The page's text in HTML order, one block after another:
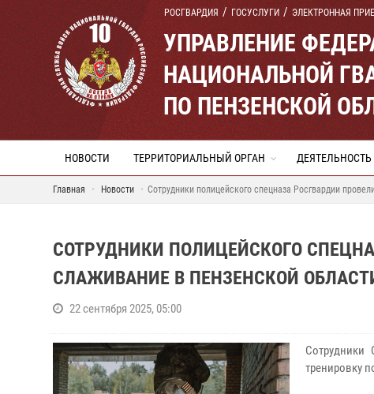
РОСГВАРДИЯ ГОСУСЛУГИ ЭЛЕКТРОННАЯ
УПРАВЛЕНИЕ
НАЦИОНАЛЬНОЙ
ПО ПЕНЗЕНСКОЙ
НОВОСТИ ТЕРРИТОРИАЛЬНЫЙ ОРГАН ДЕЯТЕЛЬНОСТЬ
Главная Новости Сотрудники полицейского спецназа Росгвардии
СОТРУДНИКИ ПОЛИЦЕЙСКОГО
СЛАЖИВАНИЕ В ПЕНЗЕНСКОЙ
22 сентября 2025, 05:00
тренировку